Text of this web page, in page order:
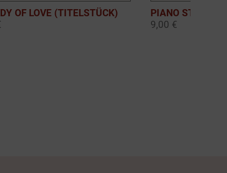
OF LOVE (TITELSTÜCK)
PIANO
9,00 €